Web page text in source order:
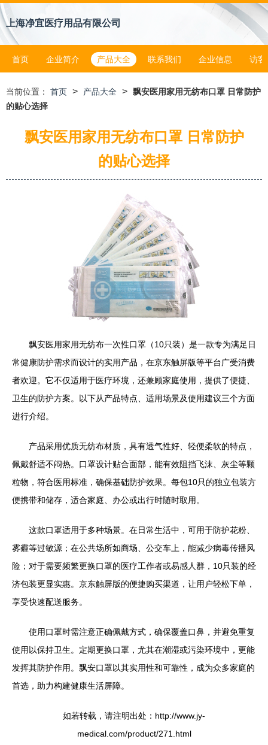
上海净宜医疗用品有限公司
首页 企业简介 产品大全 联系我们 企业信息 访客
当前位置： 首页 > 产品大全 > 飘安医用家用无纺布口罩 日常防护
的贴心选择
飘安医用家用无纺布口罩 日常防护
的贴心选择
飘安医用家用无纺布一次性口罩（10只装）是一款专为满足日
常健康防护需求而设计的实用产品，在京东触屏版等平台广受消费
者欢迎。它不仅适用于医疗环境，还兼顾家庭使用，提供了便捷、
卫生的防护方案。以下从产品特点、适用场景及使用建议三个方面
进行介绍。
产品采用优质无纺布材质，具有透气性好、轻便柔软的特点，
佩戴舒适不闷热。口罩设计贴合面部，能有效阻挡飞沫、灰尘等颗
粒物，符合医用标准，确保基础防护效果。每包10只的独立包装方
便携带和储存，适合家庭、办公或出行时随时取用。
这款口罩适用于多种场景。在日常生活中，可用于防护花粉、
雾霾等过敏源；在公共场所如商场、公交车上，能减少病毒传播风
险；对于需要频繁更换口罩的医疗工作者或易感人群，10只装的经
济包装更显实惠。京东触屏版的便捷购买渠道，让用户轻松下单，
享受快速配送服务。
使用口罩时需注意正确佩戴方式，确保覆盖口鼻，并避免重复
使用以保持卫生。定期更换口罩，尤其在潮湿或污染环境中，更能
发挥其防护作用。飘安口罩以其实用性和可靠性，成为众多家庭的
首选，助力构建健康生活屏障。
如若转载，请注明出处：http://www.jy-
medical.com/product/271.html